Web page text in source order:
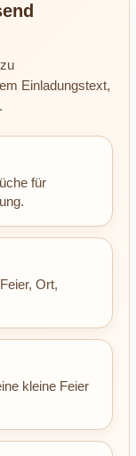
Einladungstext,
für
Ort,
kleine Feier